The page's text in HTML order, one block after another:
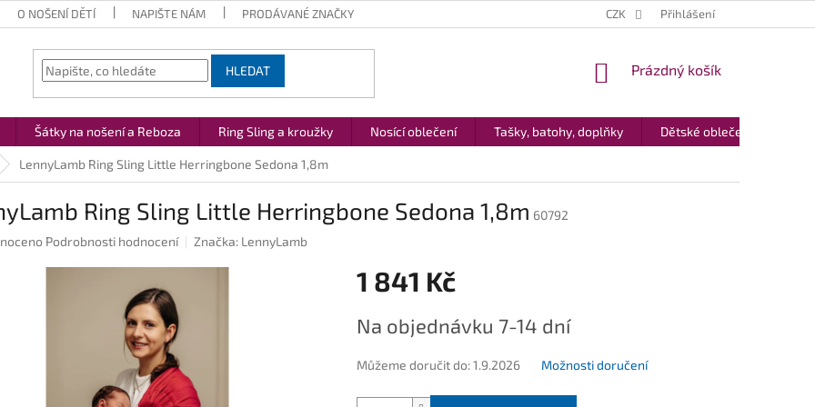
O NOŠENÍ DĚTÍ NAPIŠTE NÁM PRODÁVANÉ ZNAČKY CZK Přihlášení
HLEDAT
NÁKUPNÍ
Prázdný košík
Šátky na nošení a Reboza Ring Sling a kroužky Nosící oblečení Tašky, batohy, doplňky Dětské oblečení
LennyLamb Ring Sling Little Herringbone Sedona 1,8m
Ring Sling Little Herringbone Sedona 1,8m 60792
Podrobnosti hodnocení Značka: LennyLamb
1 841 Kč
cena:
Na objednávku 7-14 dní
Můžeme doručit do: 1.9.2026 Možnosti doručení